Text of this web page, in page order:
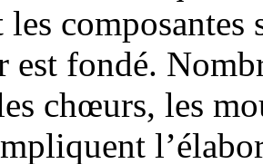
les
fondé.
chœurs, les